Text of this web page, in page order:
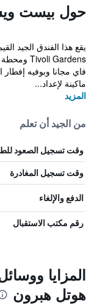
حول بيست
فاي مجانا وبوفيه
ماكينة لإعداد...
المزيد
من الجيد أن تعلم
وقت تسجيل الصعود
وقت تسجيل المغادرة
الدفع والإلغاء
رقم مكتب الاستقبال
المزايا
هوتل هبرون